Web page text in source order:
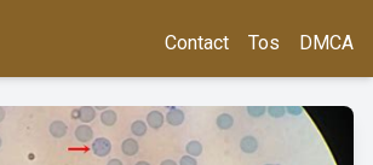
Contact Tos DMCA